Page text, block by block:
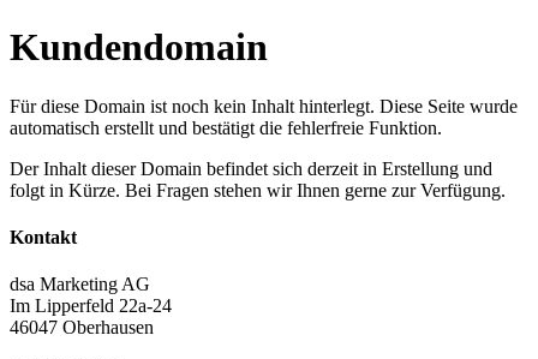
Kundendomain
Für diese Domain ist noch kein Inhalt hinterlegt. Diese Seite wurde
automatisch erstellt und bestätigt die fehlerfreie Funktion.
Der Inhalt dieser Domain befindet sich derzeit in Erstellung und
folgt in Kürze. Bei Fragen stehen wir Ihnen gerne zur Verfügung.
Kontakt
dsa Marketing AG
Im Lipperfeld 22a-24
46047 Oberhausen